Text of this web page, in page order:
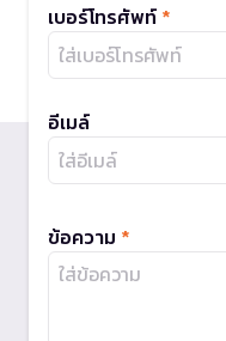
เบอร์โทรศัพท์ *
อีเมล์
ข้อความ *